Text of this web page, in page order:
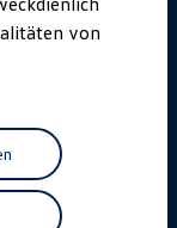
von